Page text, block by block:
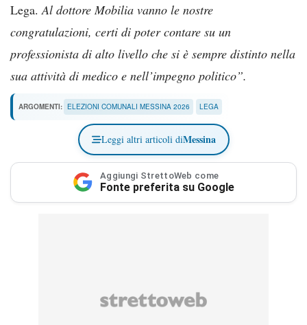
Lega. Al dottore Mobilia vanno le nostre
congratulazioni, certi di poter contare su un
professionista di alto livello che si è sempre distinto nella
sua attività di medico e nell’impegno politico”.
ARGOMENTI: ELEZIONI COMUNALI MESSINA 2026 LEGA
Leggi altri articoli diMessina
Aggiungi StrettoWeb come
Fonte preferita su Google